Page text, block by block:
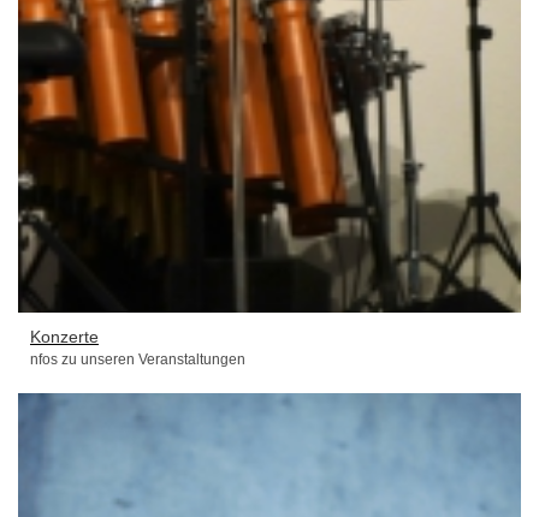
Konzerte
nfos zu unseren Veranstaltungen